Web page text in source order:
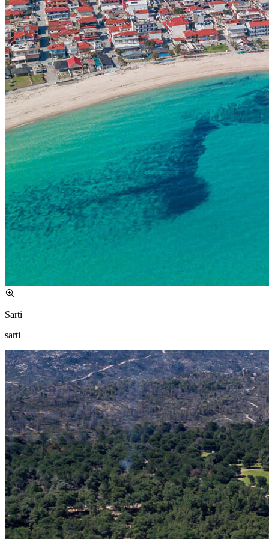
Sarti
sarti